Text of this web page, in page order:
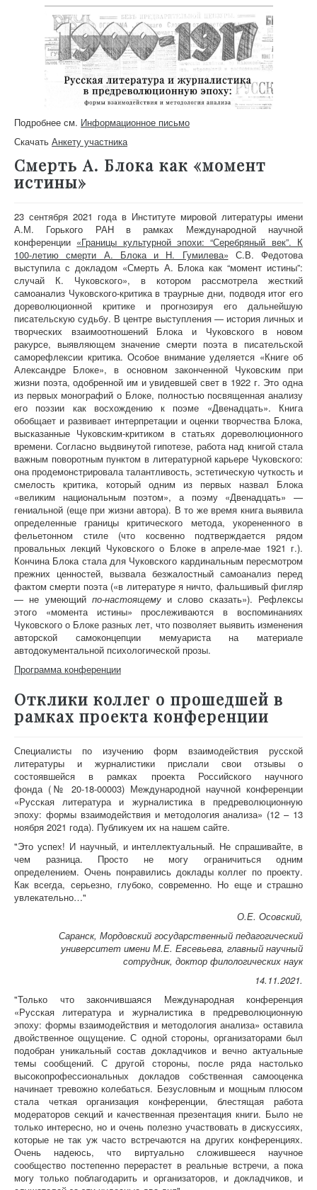
Подробнее см. Информационное письмо
Скачать Анкету участника
Смерть А. Блока как «момент
истины»
23 сентября 2021 года в Институте мировой литературы имени
А.М. Горького РАН в рамках Международной научной
конференции «Границы культурной эпохи: “Серебряный век”. К
100-летию смерти А. Блока и Н. Гумилева» С.В. Федотова
выступила с докладом «Смерть А. Блока как “момент истины”:
случай К. Чуковского», в котором рассмотрела жесткий
самоанализ Чуковского-критика в траурные дни, подводя итог его
дореволюционной критике и прогнозируя его дальнейшую
писательскую судьбу. В центре выступления — история личных и
творческих взаимоотношений Блока и Чуковского в новом
ракурсе, выявляющем значение смерти поэта в писательской
саморефлексии критика. Особое внимание уделяется «Книге об
Александре Блоке», в основном законченной Чуковским при
жизни поэта, одобренной им и увидевшей свет в 1922 г. Это одна
из первых монографий о Блоке, полностью посвященная анализу
его поэзии как восхождению к поэме «Двенадцать». Книга
обобщает и развивает интерпретации и оценки творчества Блока,
высказанные Чуковским-критиком в статьях дореволюционного
времени. Согласно выдвинутой гипотезе, работа над книгой стала
важным поворотным пунктом в литературной карьере Чуковского:
она продемонстрировала талантливость, эстетическую чуткость и
смелость критика, который одним из первых назвал Блока
«великим национальным поэтом», а поэму «Двенадцать» —
гениальной (еще при жизни автора). В то же время книга выявила
определенные границы критического метода, укорененного в
фельетонном стиле (что косвенно подтверждается рядом
провальных лекций Чуковского о Блоке в апреле-мае 1921 г.).
Кончина Блока стала для Чуковского кардинальным пересмотром
прежних ценностей, вызвала безжалостный самоанализ перед
фактом смерти поэта («в литературе я ничто, фальшивый фигляр
— не умеющий по-настоящемуи слово сказать»). Рефлексы
этого «момента истины» прослеживаются в воспоминаниях
Чуковского о Блоке разных лет, что позволяет выявить изменения
авторской самоконцепции мемуариста на материале
автодокументальной психологической прозы.
Программа конференции
Отклики коллег о прошедшей в
рамках проекта конференции
Специалисты по изучению форм взаимодействия русской
литературы и журналистики прислали свои отзывы о
состоявшейся в рамках проекта Российского научного
фонда (№ 20-18-00003) Международной научной конференции
«Русская литература и журналистика в предреволюционную
эпоху: формы взаимодействия и методология анализа» (12 – 13
ноября 2021 года). Публикуем их на нашем сайте.
"Это успех! И научный, и интеллектуальный. Не спрашивайте, в
чем разница. Просто не могу ограничиться одним
определением. Очень понравились доклады коллег по проекту.
Как всегда, серьезно, глубоко, современно. Но еще и страшно
увлекательно…"
О.Е. Осовский,
Саранск, Мордовский государственный педагогический
университет имени М.Е. Евсевьева, главный научный
сотрудник, доктор филологических наук
14.11.2021.
"Только что закончившаяся Международная конференция
«Русская литература и журналистика в предреволюционную
эпоху: формы взаимодействия и методология анализа» оставила
двойственное ощущение. С одной стороны, организаторами был
подобран уникальный состав докладчиков и вечно актуальные
темы сообщений. С другой стороны, после ряда настолько
высокопрофессиональных докладов собственная самооценка
начинает тревожно колебаться. Безусловным и мощным плюсом
стала четкая организация конференции, блестящая работа
модераторов секций и качественная презентация книги. Было не
только интересно, но и очень полезно участвовать в дискуссиях,
которые не так уж часто встречаются на других конференциях.
Очень надеюсь, что виртуально сложившееся научное
сообщество постепенно перерастет в реальные встречи, а пока
могу только поблагодарить и организаторов, и докладчиков, и